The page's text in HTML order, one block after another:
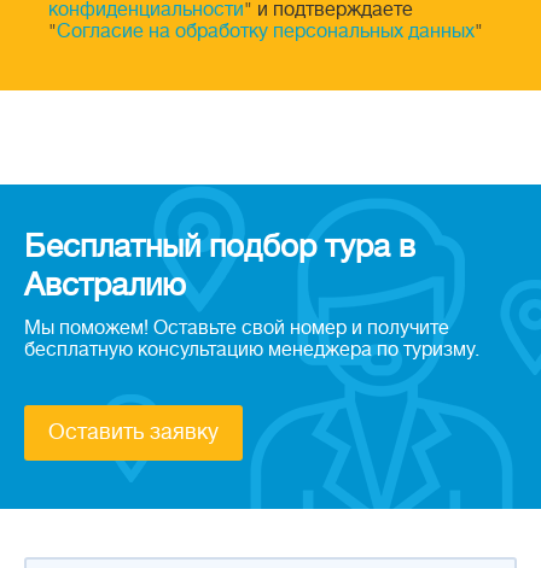
конфиденциальности" и подтверждаете
"Согласие на обработку персональных данных"
Бесплатный подбор тура в
Австралию
Мы поможем! Оставьте свой номер и получите
бесплатную консультацию менеджера по туризму.
Оставить заявку